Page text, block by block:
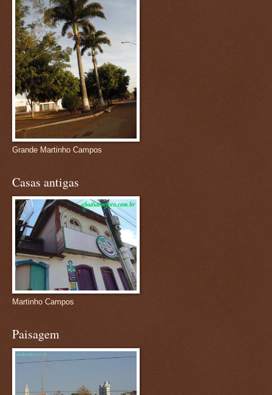
Grande Martinho Campos
Casas antigas
Martinho Campos
Paisagem